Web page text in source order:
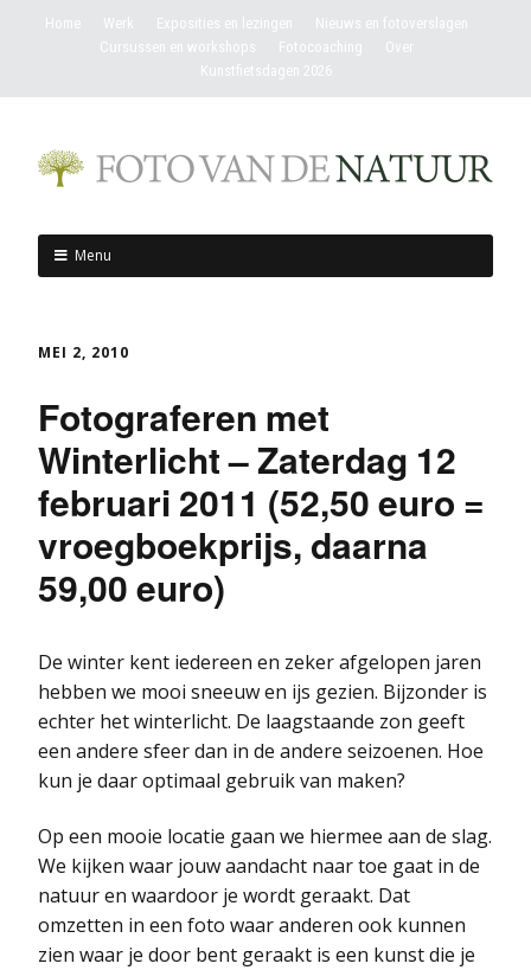
Home Werk Exposities en lezingen
Nieuws en fotoverslagen
Cursussen en workshops
Fotocoaching
Over
Kunstfietsdagen 2026
Menu
MEI 2, 2010
Fotograferen met
Winterlicht – Zaterdag 12
februari 2011 (52,50 euro =
vroegboekprijs, daarna
59,00 euro)
De winter kent iedereen en zeker afgelopen jaren
hebben we mooi sneeuw en ijs gezien. Bijzonder is
echter het winterlicht. De laagstaande zon geeft
een andere sfeer dan in de andere seizoenen. Hoe
kun je daar optimaal gebruik van maken?
Op een mooie locatie gaan we hiermee aan de slag.
We kijken waar jouw aandacht naar toe gaat in de
natuur en waardoor je wordt geraakt. Dat
omzetten in een foto waar anderen ook kunnen
zien waar je door bent geraakt is een kunst die je